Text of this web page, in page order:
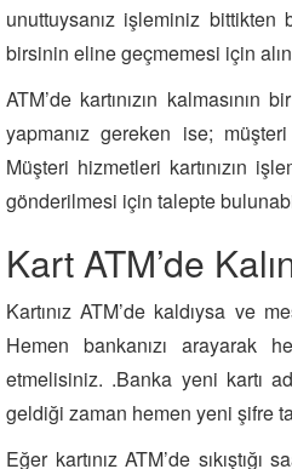
unuttuysanız işleminiz bittikten
birsinin eline geçmemesi için
ATM’de kartınızın
yapmanız gereken ise;
Müşteri hizmetleri kartınızın
gönderilmesi için talepte
Kart ATM’de
Kartınız ATM’de kaldıysa ve
Hemen bankanızı arayarak
etmelisiniz. .Banka yeni kartı
geldiği zaman hemen yeni şifre
Eğer kartınız ATM’de